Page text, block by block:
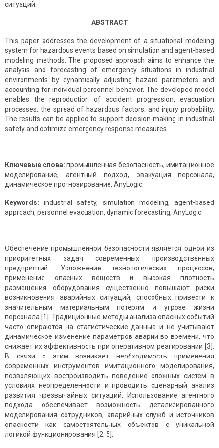
ситуаций.
ABSTRACT
This paper addresses the development of a situational modeling
system for hazardous events based on simulation and agent-based
modeling methods. The proposed approach aims to enhance the
analysis and forecasting of emergency situations in industrial
environments by dynamically adjusting hazard parameters and
accounting for individual personnel behavior. The developed model
enables the reproduction of accident progression, evacuation
processes, the spread of hazardous factors, and injury probability.
The results can be applied to support decision-making in industrial
safety and optimize emergency response measures.
Ключевые слова: промышленная безопасность, имитационное
моделирование, агентный подход, эвакуация персонала,
динамическое прогнозирование, AnyLogic.
Keywords: industrial safety, simulation modeling, agent-based
approach, personnel evacuation, dynamic forecasting, AnyLogic.
Обеспечение промышленной безопасности является одной из
приоритетных задач современных производственных
предприятий. Усложнение технологических процессов,
применение опасных веществ и высокая плотность
размещения оборудования существенно повышают риски
возникновения аварийных ситуаций, способных привести к
значительным материальным потерям и угрозе жизни
персонала [1]. Традиционные методы анализа опасных событий
часто опираются на статистические данные и не учитывают
динамическое изменение параметров аварии во времени, что
снижает их эффективность при оперативном реагировании [3].
В связи с этим возникает необходимость применения
современных инструментов имитационного моделирования,
позволяющих воспроизводить поведение сложных систем в
условиях неопределенности и проводить сценарный анализ
развития чрезвычайных ситуаций. Использование агентного
подхода обеспечивает возможность детализированного
моделирования сотрудников, аварийных служб и источников
опасности как самостоятельных объектов с уникальной
логикой функционирования [2; 5].